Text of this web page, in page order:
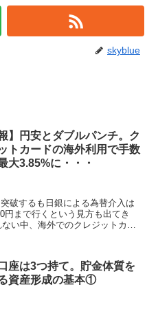
skyblue
】円安とダブルパンチ。ク
トカードの海外利用で手数
大3.85%に・・・
破するも日銀による為替介入は
まで行くという見方も出てき
い中、海外でのクレジットカー
座は3つ持て。貯金体質を
資産形成の基本①